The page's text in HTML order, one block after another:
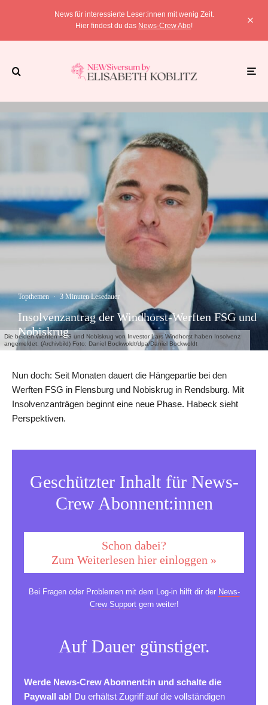
News für interessierte Leser:innen mit wenig Zeit.
Hier findest du das News-Crew Abo!
Die beiden Werften FSG und Nobiskrug von Investor Lars Windhorst haben Insolvenz
angemeldet. (Archivbild) Foto: Daniel Bockwoldt/dpa/Daniel Bockwoldt
Topthemen · 3 Minuten Lesedauer
Insolvenzantrag der Windhorst-Werften FSG und
Nobiskrug
Nun doch: Seit Monaten dauert die Hängepartie bei den
Werften FSG in Flensburg und Nobiskrug in Rendsburg. Mit
Insolvenzanträgen beginnt eine neue Phase. Habeck sieht
Perspektiven.
Geschützter Inhalt für News-
Crew Abonnent:innen
Schon dabei?
Zum Weiterlesen hier einloggen »
Bei Fragen oder Problemen mit dem Log-in hilft dir der News-
Crew Supportgern weiter!
Auf Dauer günstiger.
Werde News-Crew Abonnent:in und schalte die
Paywall ab! Du erhältst Zugriff auf die vollständigen